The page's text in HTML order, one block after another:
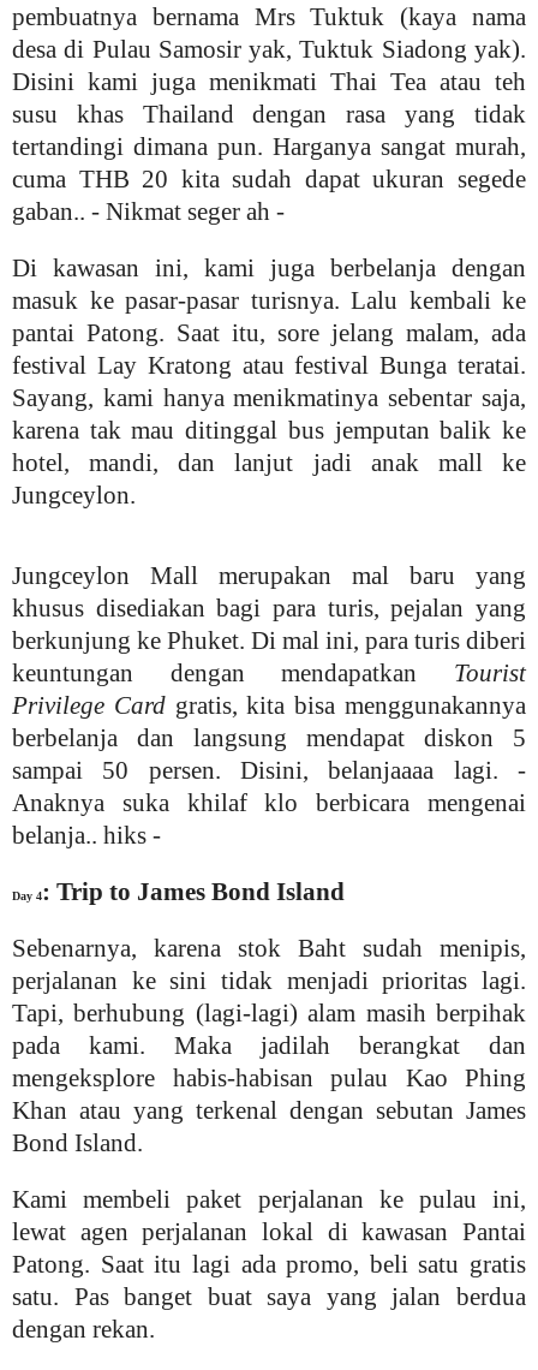
pembuatnya bernama Mrs Tuktuk (kaya nama
desa di Pulau Samosir yak, Tuktuk Siadong yak).
Disini kami juga menikmati Thai Tea atau teh
susu khas Thailand dengan rasa yang tidak
tertandingi dimana pun. Harganya sangat murah,
cuma THB 20 kita sudah dapat ukuran segede
gaban.. - Nikmat seger ah -
Di kawasan ini, kami juga berbelanja dengan
masuk ke pasar-pasar turisnya. Lalu kembali ke
pantai Patong. Saat itu, sore jelang malam, ada
festival Lay Kratong atau festival Bunga teratai.
Sayang, kami hanya menikmatinya sebentar saja,
karena tak mau ditinggal bus jemputan balik ke
hotel, mandi, dan lanjut jadi anak mall ke
Jungceylon.
Jungceylon Mall merupakan mal baru yang
khusus disediakan bagi para turis, pejalan yang
berkunjung ke Phuket. Di mal ini, para turis diberi
keuntungan dengan mendapatkan Tourist
Privilege Card gratis, kita bisa menggunakannya
berbelanja dan langsung mendapat diskon 5
sampai 50 persen. Disini, belanjaaaa lagi. -
Anaknya suka khilaf klo berbicara mengenai
belanja.. hiks -
Day 4: Trip to James Bond Island
Sebenarnya, karena stok Baht sudah menipis,
perjalanan ke sini tidak menjadi prioritas lagi.
Tapi, berhubung (lagi-lagi) alam masih berpihak
pada kami. Maka jadilah berangkat dan
mengeksplore habis-habisan pulau Kao Phing
Khan atau yang terkenal dengan sebutan James
Bond Island.
Kami membeli paket perjalanan ke pulau ini,
lewat agen perjalanan lokal di kawasan Pantai
Patong. Saat itu lagi ada promo, beli satu gratis
satu. Pas banget buat saya yang jalan berdua
dengan rekan.